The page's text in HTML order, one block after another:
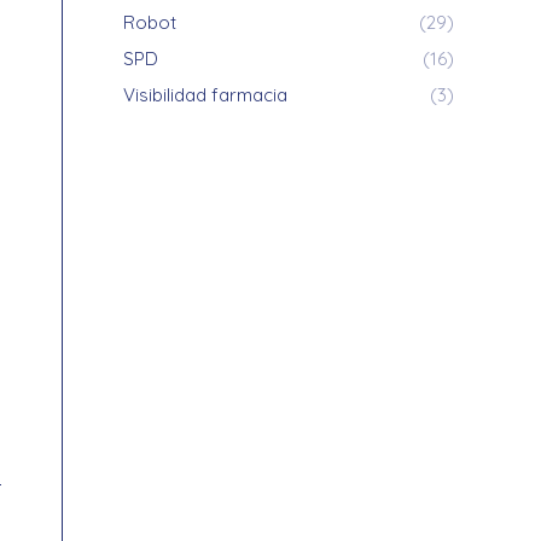
Robot
(29)
SPD
(16)
Visibilidad farmacia
(3)